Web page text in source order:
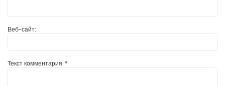
Веб-сайт:
Текст комментария:*